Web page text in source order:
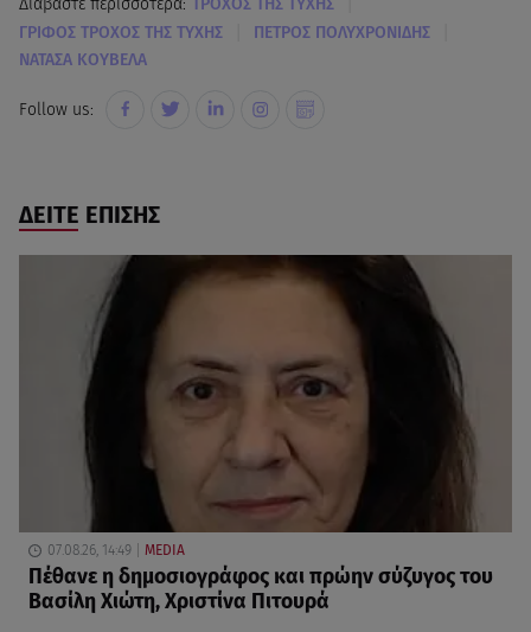
Διαβάστε περισσότερα: ΤΡΟΧΟΣ ΤΗΣ ΤΥΧΗΣ
ΓΡΙΦΟΣ ΤΡΟΧΟΣ ΤΗΣ ΤΥΧΗΣ ΠΕΤΡΟΣ ΠΟΛΥΧΡΟΝΙΔΗΣ
ΝΑΤΑΣΑ ΚΟΥΒΕΛΑ
Follow us:
ΔΕΙΤΕ ΕΠΙΣΗΣ
07.08.26, 14:49 MEDIA
Πέθανε η δημοσιογράφος και πρώην σύζυγος του
Βασίλη Χιώτη, Χριστίνα Πιτουρά